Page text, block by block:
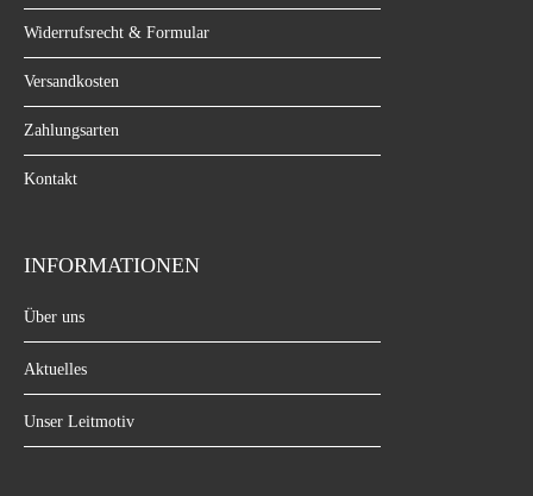
Widerrufsrecht & Formular
Versandkosten
Zahlungsarten
Kontakt
INFORMATIONEN
Über uns
Aktuelles
Unser Leitmotiv